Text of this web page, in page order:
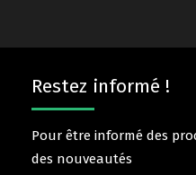
Restez informé !
Pour être informé des
des nouveautés